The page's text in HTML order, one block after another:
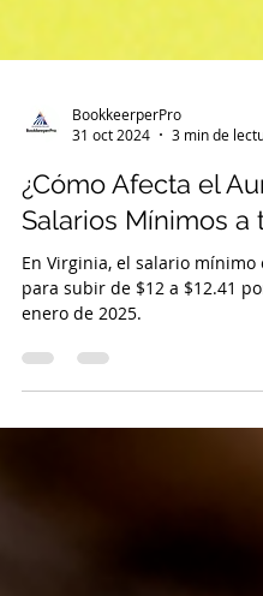
31 oct 2024
3 min de
¿Cómo Afecta el
Salarios Mínimos a
En Virginia, el salario mínimo
enero de 2025.